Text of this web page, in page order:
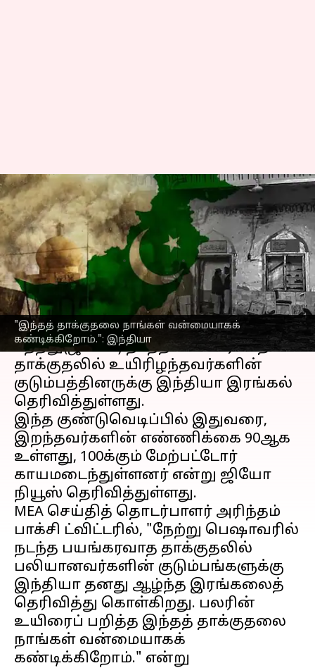
"இந்தத் தாக்குதலை நாங்கள் வன்மையாகக்
கண்டிக்கிறோம்.": இந்தியா
பாகிஸ்தான்
குண்டுவெடிப்பு: இந்தியா
கடும் கண்டனம்
எழுதியவர் Sindhuja SM Jan 31, 2023 07:41 pm
செய்தி முன்னோட்டம்
பாகிஸ்தானின்பெஷாவரில்
நேற்று(ஜன 30) நடந்த பயங்கரவாத
தாக்குதலில் உயிரிழந்தவர்களின்
குடும்பத்தினருக்கு இந்தியா இரங்கல்
தெரிவித்துள்ளது.
இந்த குண்டுவெடிப்பில் இதுவரை,
இறந்தவர்களின் எண்ணிக்கை 90ஆக
உள்ளது, 100க்கும் மேற்பட்டோர்
காயமடைந்துள்ளனர் என்று ஜியோ
நியூஸ் தெரிவித்துள்ளது.
MEA செய்தித் தொடர்பாளர் அரிந்தம்
பாக்சி ட்விட்டரில், "நேற்று பெஷாவரில்
நடந்த பயங்கரவாத தாக்குதலில்
பலியானவர்களின் குடும்பங்களுக்கு
இந்தியா தனது ஆழ்ந்த இரங்கலைத்
தெரிவித்து கொள்கிறது. பலரின்
உயிரைப் பறித்த இந்தத் தாக்குதலை
நாங்கள் வன்மையாகக்
கண்டிக்கிறோம்." என்று